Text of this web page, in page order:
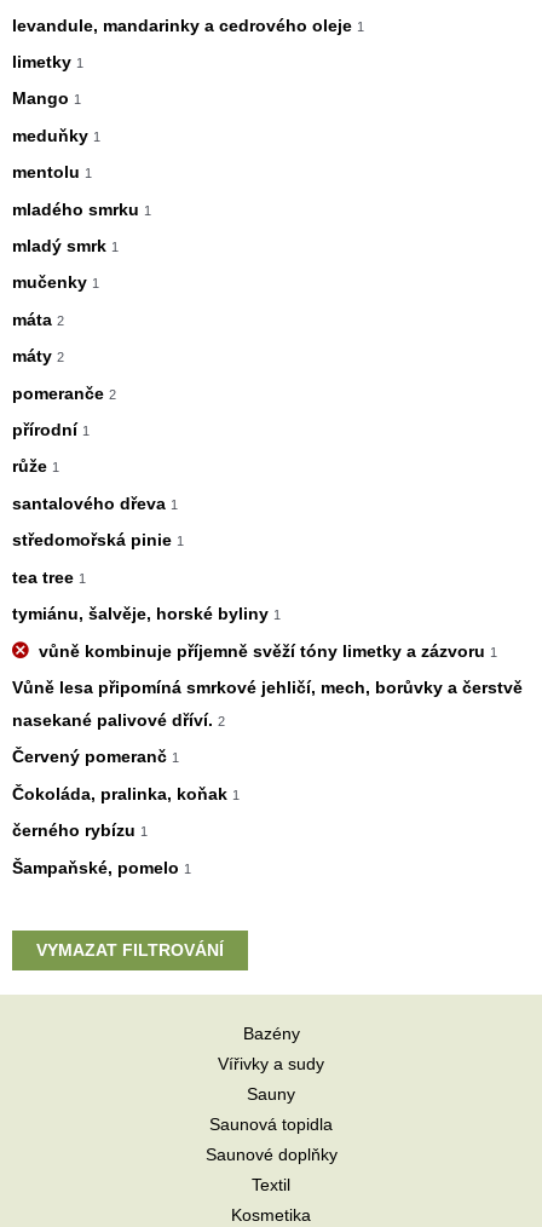
levandule, mandarinky a cedrového oleje 1
limetky 1
Mango 1
meduňky 1
mentolu 1
mladého smrku 1
mladý smrk 1
mučenky 1
máta 2
máty 2
pomeranče 2
přírodní 1
růže 1
santalového dřeva 1
středomořská pinie 1
tea tree 1
tymiánu, šalvěje, horské byliny 1
vůně kombinuje příjemně svěží tóny limetky a zázvoru 1
Vůně lesa připomíná smrkové jehličí, mech, borůvky a čerstvě
nasekané palivové dříví. 2
Červený pomeranč 1
Čokoláda, pralinka, koňak 1
černého rybízu 1
Šampaňské, pomelo 1
VYMAZAT FILTROVÁNÍ
Bazény
Vířivky a sudy
Sauny
Saunová topidla
Saunové doplňky
Textil
Kosmetika